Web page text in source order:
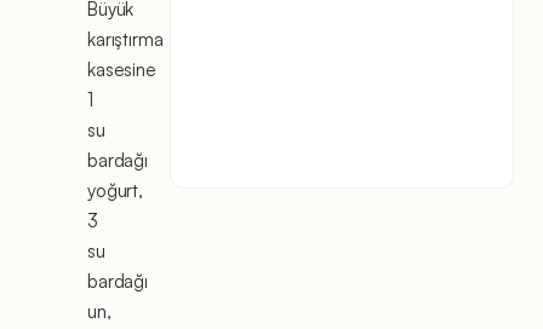
Büyük
karıştırma
kasesine
1
su
bardağı
yoğurt,
3
su
bardağı
un,